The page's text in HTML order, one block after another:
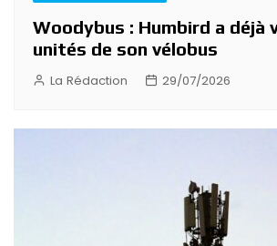
Woodybus : Humbird a déjà
unités de son vélobus
La Rédaction 29/07/2026